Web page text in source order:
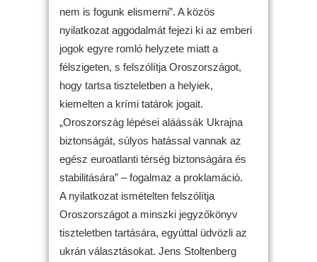
nem is fogunk elismerni”. A közös
nyilatkozat aggodalmát fejezi ki az emberi
jogok egyre romló helyzete miatt a
félszigeten, s felszólítja Oroszországot,
hogy tartsa tiszteletben a helyiek,
kiemelten a krími tatárok jogait.
„Oroszország lépései aláássák Ukrajna
biztonságát, súlyos hatással vannak az
egész euroatlanti térség biztonságára és
stabilitására” – fogalmaz a proklamáció.
A nyilatkozat ismételten felszólítja
Oroszországot a minszki jegyzőkönyv
tiszteletben tartására, egyúttal üdvözli az
ukrán választásokat. Jens Stoltenberg